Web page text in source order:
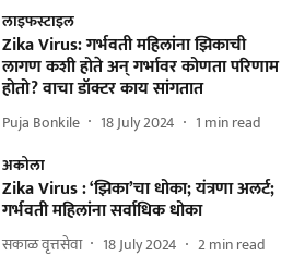
लाइफस्टाइल
Zika Virus: गर्भवती महिलांना झिकाची
लागण कशी होते अन् गर्भावर कोणता परिणाम
होतो? वाचा डॉक्टर काय सांगतात
Puja Bonkile 18 July 2024 1 min read
अकोला
Zika Virus : ‘झिका’चा धोका; यंत्रणा अलर्ट;
गर्भवती महिलांना सर्वाधिक धोका
सकाळ वृत्तसेवा 18 July 2024 2min read